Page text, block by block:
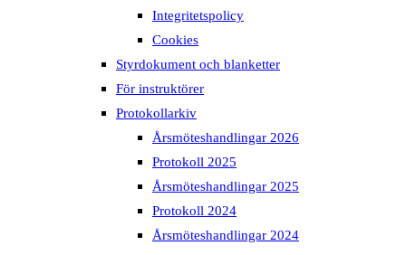
Integritetspolicy
Cookies
Styrdokument och blanketter
För instruktörer
Protokollarkiv
Årsmöteshandlingar 2026
Protokoll 2025
Årsmöteshandlingar 2025
Protokoll 2024
Årsmöteshandlingar 2024